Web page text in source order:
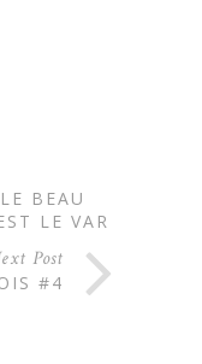
BEAU
LE VAR
Post
#4